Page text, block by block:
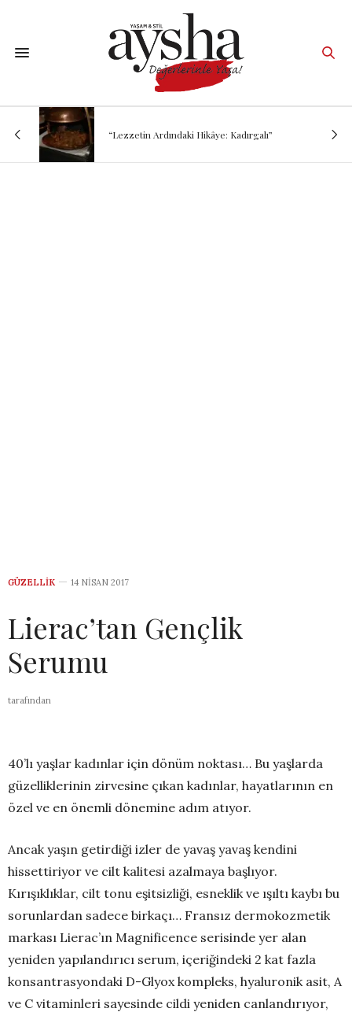
“Lezzetin Ardındaki Hikâye: Kadırgalı”
GÜZELLIK 14 NISAN 2017
Lierac’tan Gençlik
Serumu
tarafından
40’lı yaşlar kadınlar için dönüm noktası… Bu yaşlarda
güzelliklerinin zirvesine çıkan kadınlar, hayatlarının en
özel ve en önemli dönemine adım atıyor.
Ancak yaşın getirdiği izler de yavaş yavaş kendini
hissettiriyor ve cilt kalitesi azalmaya başlıyor.
Kırışıklıklar, cilt tonu eşitsizliği, esneklik ve ışıltı kaybı bu
sorunlardan sadece birkaçı… Fransız dermokozmetik
markası Lierac’ın Magnificence serisinde yer alan
yeniden yapılandırıcı serum, içeriğindeki 2 kat fazla
konsantrasyondaki D-Glyox kompleks, hyaluronik asit, A
ve C vitaminleri sayesinde cildi yeniden canlandırıyor,